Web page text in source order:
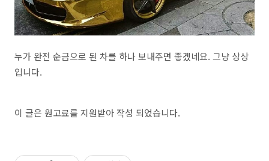
누가 완전 순금으로 된 차를 하나 보내주면 좋겠네요. 그냥 상상
입니다.
이 글은 원고료를 지원받아 작성 되었습니다.